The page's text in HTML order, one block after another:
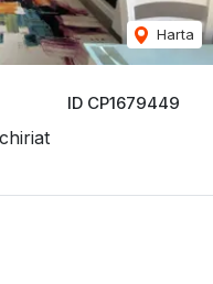
ID CP1679449
Harta